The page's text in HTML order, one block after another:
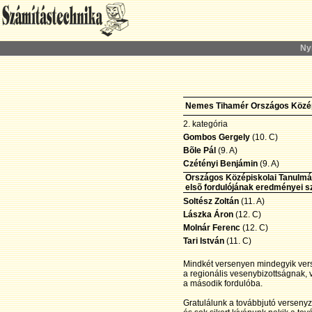
Nemes Tihamér Országos
2. kategória
Gombos Gergely(10. C)
Bõle Pál(9. A)
Czétényi Benjámin(9. A)
Országos Középiskolai
elsõ fordulójának eredményei
Soltész Zoltán(11. A)
Lászka Áron(12. C)
Molnár Ferenc(12. C)
Tari István(11. C)
Mindkét versenyen mindegyik
a regionális vesenybizottságnak,
a második fordulóba.
Gratulálunk a továbbjutó